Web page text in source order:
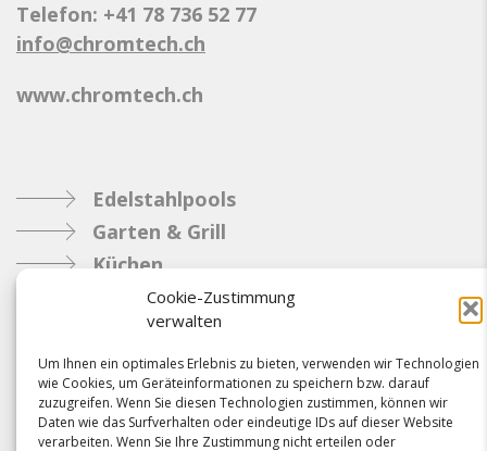
Cookie-Zustimmung
verwalten
Um Ihnen ein optimales Erlebnis zu bieten, verwenden wir Technologien
wie Cookies, um Geräteinformationen zu speichern bzw. darauf
zuzugreifen. Wenn Sie diesen Technologien zustimmen, können wir
Daten wie das Surfverhalten oder eindeutige IDs auf dieser Website
verarbeiten. Wenn Sie Ihre Zustimmung nicht erteilen oder
Telefon: +41 78 736 52 77
info@chromtech.ch
www.chromtech.ch
Edelstahlpools
Garten & Grill
Küchen
Metallbau
Industrie
Referenzen
News